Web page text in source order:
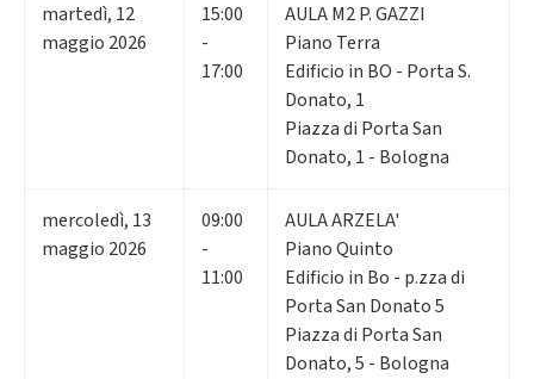
martedì, 12
maggio 2026
15:00
-
17:00
AULA M2 P. GAZZI
Piano Terra
Edificio in BO - Porta S.
Donato, 1
Piazza di Porta San
Donato, 1 - Bologna
mercoledì, 13
maggio 2026
09:00
-
11:00
AULA ARZELA'
Piano Quinto
Edificio in Bo - p.zza di
Porta San Donato 5
Piazza di Porta San
Donato, 5 - Bologna